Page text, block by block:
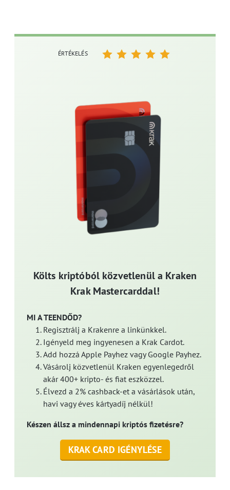
Költs kriptóból közvetlenül a Kraken
Krak Mastercarddal!
MI A TEENDŐD?
Regisztrálj a Krakenre a linkünkkel.
Igényeld meg ingyenesen a Krak Cardot.
Add hozzá Apple Payhez vagy Google Payhez.
Vásárolj közvetlenül Kraken egyenlegedről
akár 400+ kripto- és fiat eszközzel.
Élvezd a 2% cashback-et a vásárlások után,
havi vagy éves kártyadíj nélkül!
Készen állsz a mindennapi kriptós fizetésre?
KRAK CARD IGÉNYLÉSE
ÉRTÉKELÉS